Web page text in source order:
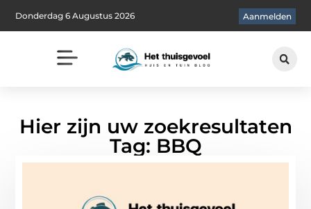
Donderdag 6 Augustus 2026 Aanmelden
Hier zijn uw zoekresultaten
Tag: BBQ